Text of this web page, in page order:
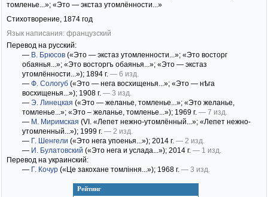
Рейтинг
томленье...»; «Это — экстаз утомлённости...»
Стихотворение, 1874 год
Язык написания: французский
Перевод на русский:
— В. Брюсов («Это — экстаз утомленности...»; «Это восторг
обаянья...»; «Это восторгъ обаянья...»; «Это — экстаз
утомлённости...»); 1894 г. — 6 изд.
— Ф. Сологуб («Это — нега восхищенья...»; «Это — нѣга
восхищенья...»); 1908 г. — 3 изд.
— Э. Линецкая («Это — желанье, томленье...»; «Это желанье,
томленье...»; «Это – желанье, томленье...»); 1969 г. — 7 изд.
— М. Миримская (VI. «Лепет нежно-утомлённый...»; «Лепет нежно-
утомленный...»); 1999 г. — 2 изд.
— Г. Шенгели («Это нега упоенья...»); 2014 г. — 2 изд.
— И. Булатовский («Это нега и услада...»); 2014 г. — 1 изд.
Перевод на украинский:
— Г. Кочур («Це закохане томління...»); 1968 г. — 3 изд.